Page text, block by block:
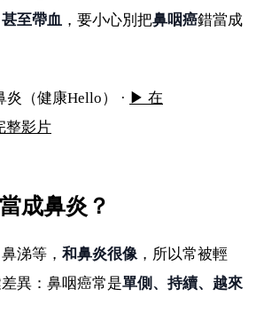
至帶血 ，要小心別把鼻咽癌錯當成
炎！這些症狀要警覺
炎（健康Hello） · ▶ 在
整影片
成鼻炎？
涕等， 和鼻炎很像，所以常被輕
異：鼻咽癌常是單側、持續、越來